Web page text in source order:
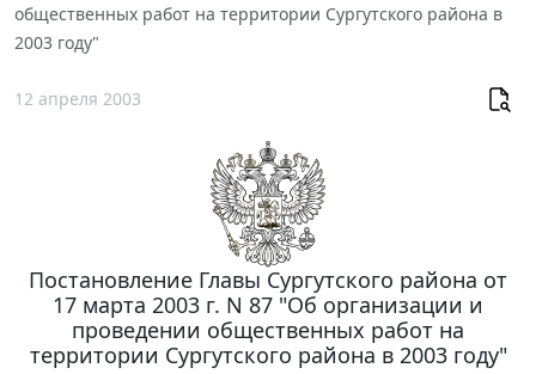
общественных работ на территории Сургутского района в
2003 году"
12 апреля 2003
Постановление Главы Сургутского района от
17 марта 2003 г. N 87 "Об организации и
проведении общественных работ на
территории Сургутского района в 2003 году"